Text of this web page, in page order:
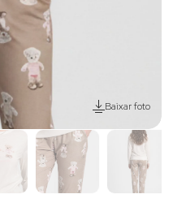
Baixar foto